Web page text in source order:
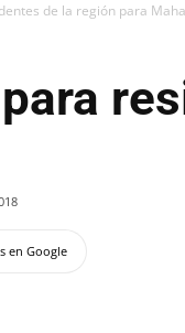
de la región para
en Google